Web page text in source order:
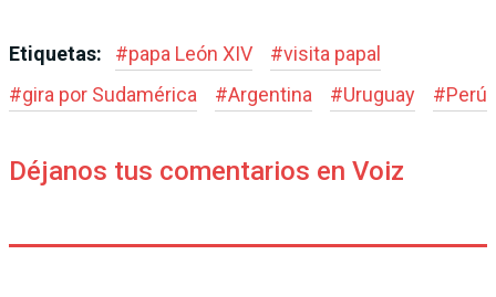
Etiquetas: #papa León XIV #visita papal
#gira por Sudamérica #Argentina #Uruguay #Perú
Déjanos tus comentarios en Voiz